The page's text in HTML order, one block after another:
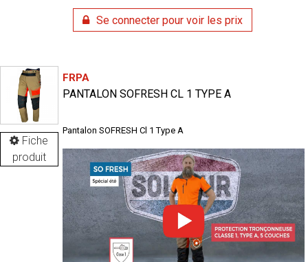
Se connecter pour voir les prix
Fiche
produit
FRPA
PANTALON SOFRESH CL 1 TYPE A
Pantalon SOFRESH Cl 1 Type A